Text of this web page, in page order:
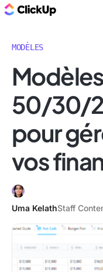
MODÈLES
50/30/
pour
vos
Uma KelathStaff